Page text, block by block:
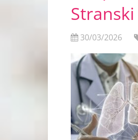
30/03/2026